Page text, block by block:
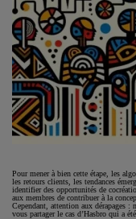
Pour mener à bien cette étape, les
les retours clients, les tendances
identifier des opportunités de
aux membres de contribuer à la
Cependant, attention aux dérapages :
vous partager le cas d’Hasbro qui a